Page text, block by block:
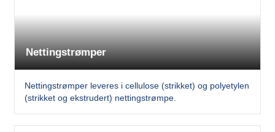
Nettingstrømper
Nettingstrømper leveres i cellulose (strikket) og polyetylen
(strikket og ekstrudert) nettingstrømpe.